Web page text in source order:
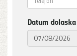
Datum dolaska